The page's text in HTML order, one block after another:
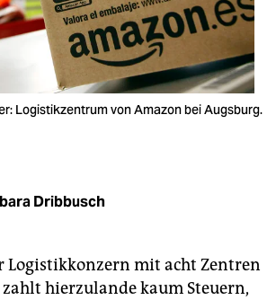
Logistikzentrum von Amazon bei Augsburg.
Dribbusch
Logistikkonzern mit acht Zentren
hierzulande kaum Steuern,